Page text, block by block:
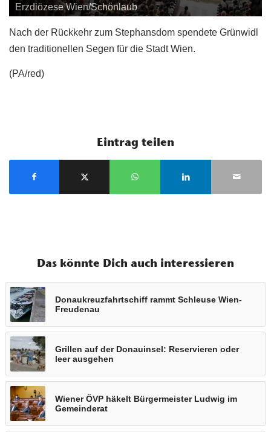
Erzdiözese Wien/Schönlaub
Nach der Rückkehr zum Stephansdom spendete Grünwidl
den traditionellen Segen für die Stadt Wien.
(PA/red)
Eintrag teilen
Das könnte Dich auch interessieren
Donaukreuzfahrtschiff rammt Schleuse Wien-
Freudenau
Grillen auf der Donauinsel: Reservieren oder
leer ausgehen
Wiener ÖVP häkelt Bürgermeister Ludwig im
Gemeinderat